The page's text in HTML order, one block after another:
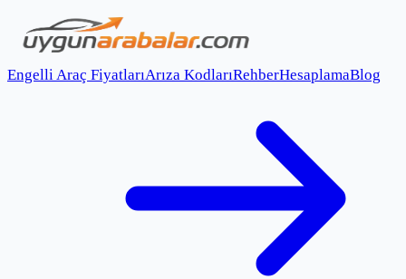
Engelli Araç FiyatlarıArıza KodlarıRehberHesaplamaBlog